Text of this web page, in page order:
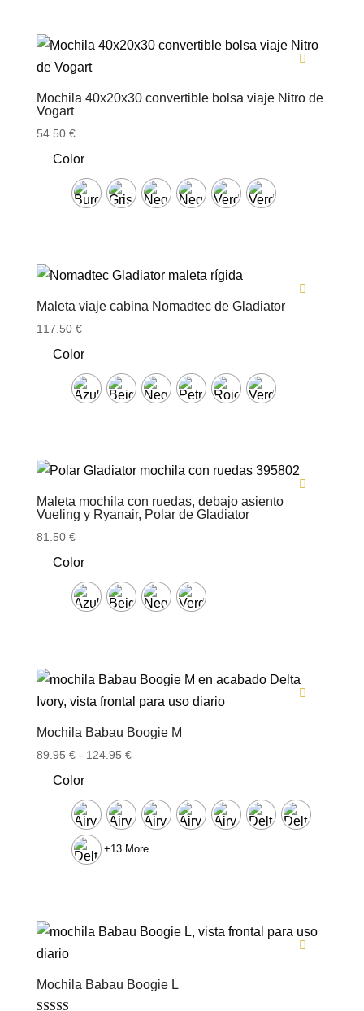
Mochila 40x20x30 convertible bolsa viaje Nitro de
Vogart
54.50 €
Color
Maleta viaje cabina Nomadtec de Gladiator
117.50 €
Color
Maleta mochila con ruedas, debajo asiento
Vueling y Ryanair, Polar de Gladiator
81.50 €
Color
Mochila Babau Boogie M
89.95 € - 124.95 €Rango
desde
89.95 €
hasta
Color
+13 More
Mochila Babau Boogie L